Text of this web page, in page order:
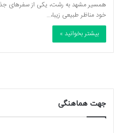
همسیر مشهد به رشت، یکی از سفرهای
خود مناظر طبیعی زیبا،…
بیشتر بخوانید »
جهت هماهنگی